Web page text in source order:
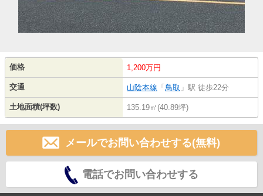
価格 1,200万円
交通 山陰本線 「 鳥取 」駅 徒歩22分
土地面積(坪数) 135.19㎡(40.89坪)
メールでお問い合わせする(無料)
電話でお問い合わせする